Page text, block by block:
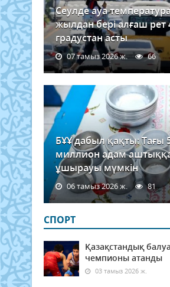
Сеулде ауа
жылдан бері алғаш рет
градустан асты
07 тамыз 2026 ж. 66
БҰҰ дабыл қақты: Тағы
миллион адам
ұшырауы мүмкін
06 тамыз 2026 ж. 81
СПОРТ
Қазақстандық
чемпионы атанды
03 тамыз 2026 ж.